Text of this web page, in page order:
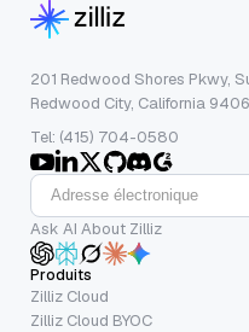
201 Redwood Shores Pkwy,
Redwood City, California
Tel: (415) 704-0580
Ask AI About Zilliz
Produits
Zilliz Cloud
Zilliz Cloud BYOC